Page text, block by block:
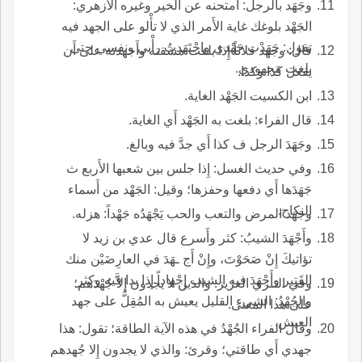
وجَهَد بالرجل: امتحنه عن الخير وغيره الأَزهري:
الجَهْد بلوغك غاية الأَمر الذي لا تأْلو على الجهد فيه
تقول: جَهَدْت جَهْدي واجْتَهَدتُ رأْبي ونفسي حتى
بلغت مَجهودي.
قال: وجهد فلاناً إِذا بلغت مشقته وأَجهدته على أَن
يفعل كذا وكذا.
ابن الكسيت الجَهْد الغاية.
قال الفراء: بلغت به الجَهْد أَي الغاية.
وجَهَدَ الرجل ف كذا أَي جدَّ فيه وبالغ.
وفي حديث الغسل: إِذا جلس بين شعبها الأَربع ث
جَهَدَها أَي دفعها وحفزها؛ وقيل: الجَهْد من أَسماء
النكاح.
وجَهَد المرض والتعب والحب يَجْهَدُه جَهْداً: هزله.
وأَجْهَدَ الشيبُ: كثر وأَسرع قال عدي بن زيد لا
تؤاتيكَ إِنْ صَحَوْتَ، وإِنْ أَج ـهَدَ في العارِضَيْن منك
القَتِير وأَجْهَدَ فيه الشيب إِجْهاداً إِذا بدا فيه وكثر
والجُهْدُ: الشيء القليل يعيش به المُقِلُّ على جهد
العيش.
وفي التنزي العزيز: والذين لا يجدون إِلاَّ جُهْدَهم؛
على هذا المعنى.
وقال الفراء الجُهْدُ في هذه الآية الطاقة؛ تقول: هذا
جهدي أَي طاقتي؛ وقرئ: والذي لا يجدون إِلا جُهدهم